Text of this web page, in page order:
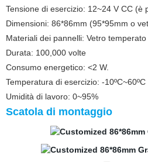
Tensione di esercizio: 12~24 V CC
Dimensioni: 86*86mm (95*95mm o
Materiali dei pannelli: Vetro temperato
Durata: 100,000 volte
Consumo energetico: <2 W.
Temperatura di esercizio: -10ºC~60ºC
Umidità di lavoro: 0~95%
Scatola di montaggio